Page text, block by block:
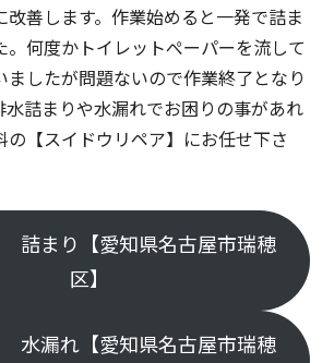
改善します。作業始めると一発で詰ま
。何度かトイレットぺーパーを流して
ましたが問題ないので作業終了となり
水詰まりや水漏れでお困りの事があれ
の【スイドウリペア】にお任せ下さ
詰まり【愛知県名古屋市瑞穂
区】
水漏れ【愛知県名古屋市瑞穂